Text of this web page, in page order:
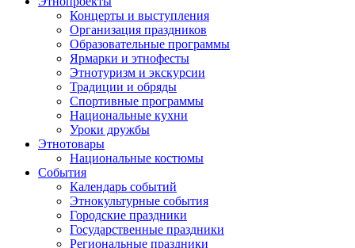
Концерты и выступления
Организация праздников
Образовательные программы
Ярмарки и этнофесты
Этнотуризм и экскурсии
Традиции и обряды
Спортивные программы
Национальные кухни
Уроки дружбы
Этнотовары
Национальные костюмы
События
Календарь событий
Этнокультурные события
Городские праздники
Государственные праздники
Региональные праздники